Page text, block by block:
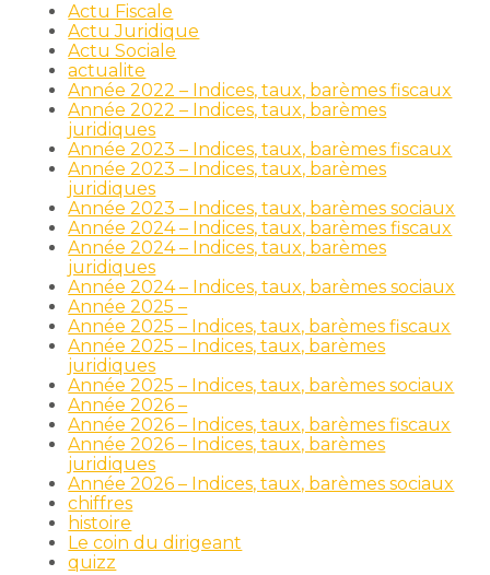
Actu Fiscale
Actu Juridique
Actu Sociale
actualite
Année 2022 – Indices, taux, barèmes fiscaux
Année 2022 – Indices, taux, barèmes
juridiques
Année 2023 – Indices, taux, barèmes fiscaux
Année 2023 – Indices, taux, barèmes
juridiques
Année 2023 – Indices, taux, barèmes sociaux
Année 2024 – Indices, taux, barèmes fiscaux
Année 2024 – Indices, taux, barèmes
juridiques
Année 2024 – Indices, taux, barèmes sociaux
Année 2025 –
Année 2025 – Indices, taux, barèmes fiscaux
Année 2025 – Indices, taux, barèmes
juridiques
Année 2025 – Indices, taux, barèmes sociaux
Année 2026 –
Année 2026 – Indices, taux, barèmes fiscaux
Année 2026 – Indices, taux, barèmes
juridiques
Année 2026 – Indices, taux, barèmes sociaux
chiffres
histoire
Le coin du dirigeant
quizz